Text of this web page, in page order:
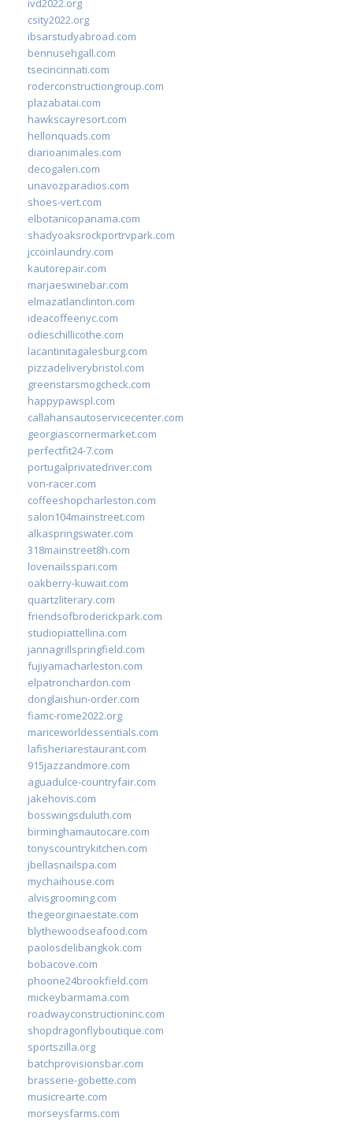
csity2022.org
ibsarstudyabroad.com
bennusehgall.com
tsecincinnati.com
roderconstructiongroup.com
plazabatai.com
hawkscayresort.com
hellonquads.com
diarioanimales.com
decogaleri.com
unavozparadios.com
shoes-vert.com
elbotanicopanama.com
shadyoaksrockportrvpark.com
jccoinlaundry.com
kautorepair.com
marjaeswinebar.com
elmazatlanclinton.com
ideacoffeenyc.com
odieschillicothe.com
lacantinitagalesburg.com
pizzadeliverybristol.com
greenstarsmogcheck.com
happypawspl.com
callahansautoservicecenter.com
georgiascornermarket.com
perfectfit24-7.com
portugalprivatedriver.com
von-racer.com
coffeeshopcharleston.com
salon104mainstreet.com
alkaspringswater.com
318mainstreet8h.com
lovenailsspari.com
oakberry-kuwait.com
quartzliterary.com
friendsofbroderickpark.com
studiopiattellina.com
jannagrillspringfield.com
fujiyamacharleston.com
elpatronchardon.com
donglaishun-order.com
fiamc-rome2022.org
mariceworldessentials.com
lafisheriarestaurant.com
915jazzandmore.com
aguadulce-countryfair.com
jakehovis.com
bosswingsduluth.com
birminghamautocare.com
tonyscountrykitchen.com
jbellasnailspa.com
mychaihouse.com
alvisgrooming.com
thegeorginaestate.com
blythewoodseafood.com
paolosdelibangkok.com
bobacove.com
phoone24brookfield.com
mickeybarmama.com
roadwayconstructioninc.com
shopdragonflyboutique.com
sportszilla.org
batchprovisionsbar.com
brasserie-gobette.com
musicrearte.com
morseysfarms.com